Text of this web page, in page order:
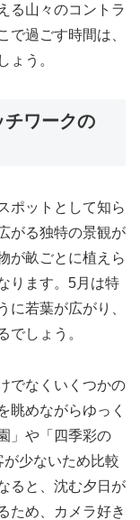
る山々のコントラ
で過ごす時間は、
ょう。
ワークの
ポットとして知ら
がる独特の景観が
が畝ごとに植えら
ります。5月は特
に若葉が広がり、
でしょう。
でなくいくつかの
眺めながらゆっく
」や「四季彩の
少ないため比較
ると、沈む夕日が
ため、カメラ好き